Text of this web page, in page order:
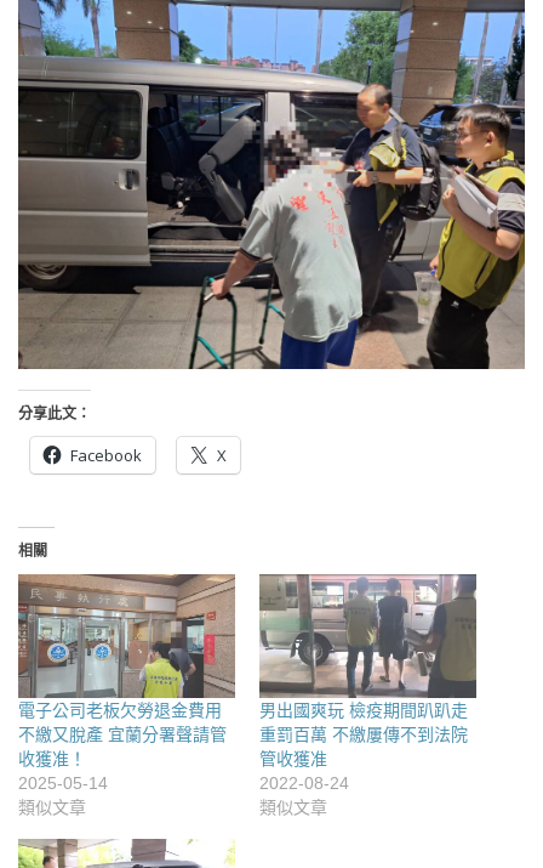
分享此文：
Facebook X
相關
電子公司老板欠勞退金費用
不繳又脫產 宜蘭分署聲請管
收獲准！
2025-05-14
類似文章
男出國爽玩 檢疫期間趴趴走
重罰百萬 不繳屢傳不到法院
管收獲准
2022-08-24
類似文章